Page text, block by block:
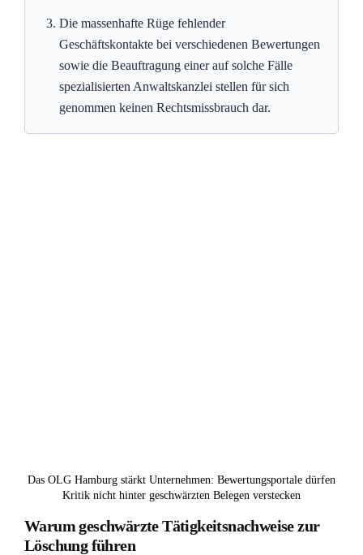
Die massenhafte Rüge fehlender
Geschäftskontakte bei verschiedenen Bewertungen
sowie die Beauftragung einer auf solche Fälle
spezialisierten Anwaltskanzlei stellen für sich
genommen keinen Rechtsmissbrauch dar.
Das OLG Hamburg stärkt Unternehmen: Bewertungsportale dürfen
Kritik nicht hinter geschwärzten Belegen verstecken
Warum geschwärzte Tätigkeitsnachweise zur
Löschung führen